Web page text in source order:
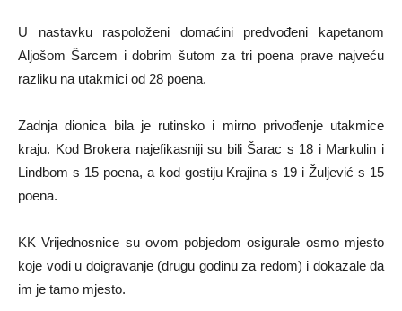
U nastavku raspoloženi domaćini predvođeni kapetanom
Aljošom Šarcem i dobrim šutom za tri poena prave najveću
razliku na utakmici od 28 poena.
Zadnja dionica bila je rutinsko i mirno privođenje utakmice
kraju. Kod Brokera najefikasniji su bili Šarac s 18 i Markulin i
Lindbom s 15 poena, a kod gostiju Krajina s 19 i Žuljević s 15
poena.
KK Vrijednosnice su ovom pobjedom osigurale osmo mjesto
koje vodi u doigravanje (drugu godinu za redom) i dokazale da
im je tamo mjesto.